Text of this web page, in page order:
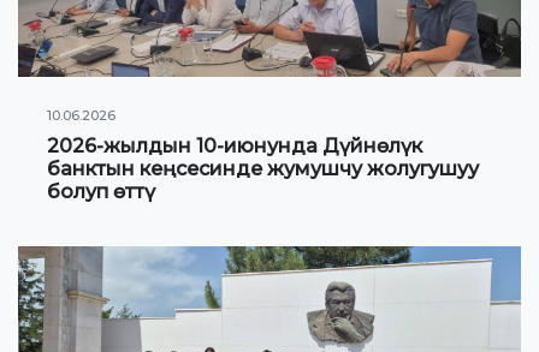
Гранттар жана стипендиялар жөнүндө
маалыматтар
ЖАҢЫЛЫКТАР
КОНТАКТНАЯ ИНФОРМАЦИЯ
АРХИВ
10.06.2026
2026-жылдын 10-июнунда Дүйнөлүк
банктын кеңсесинде жумушчу жолугушуу
болуп өттү